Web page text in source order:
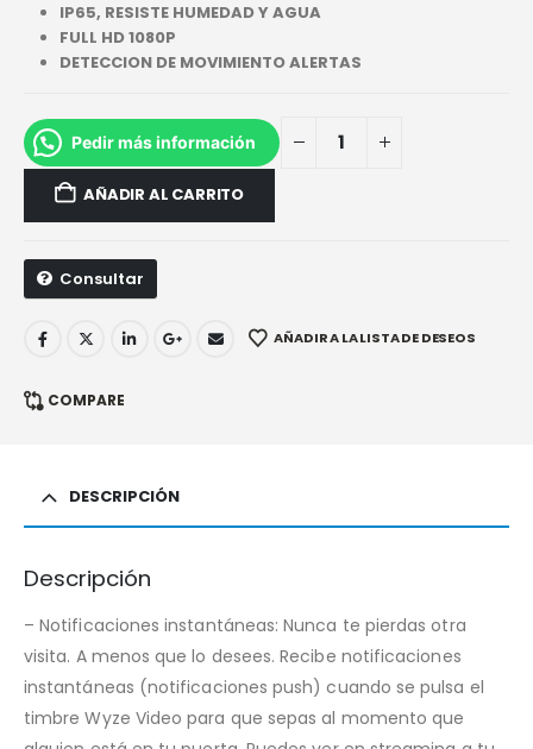
IP65, RESISTE HUMEDAD Y AGUA
FULL HD 1080P
DETECCION DE MOVIMIENTO ALERTAS
Pedir más información
AÑADIR AL CARRITO
Consultar
AÑADIR A LA LISTA DE DESEOS
COMPARE
DESCRIPCIÓN
Descripción
– Notificaciones instantáneas: Nunca te pierdas otra
visita. A menos que lo desees. Recibe notificaciones
instantáneas (notificaciones push) cuando se pulsa el
timbre Wyze Video para que sepas al momento que